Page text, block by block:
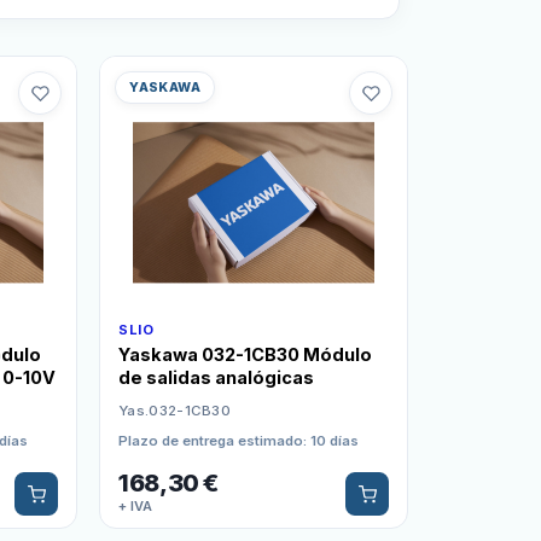
10V
YASKAWA
SLIO
Yaskawa 032-1CB30 Módulo
de salidas analógicas
Yas.032-1CB30
Plazo de entrega estimado: 10 días
168,30€
+ IVA